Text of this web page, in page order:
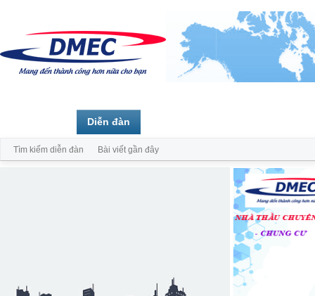
Diễn đàn
Tìm kiếm diễn đàn Bài viết gần đây